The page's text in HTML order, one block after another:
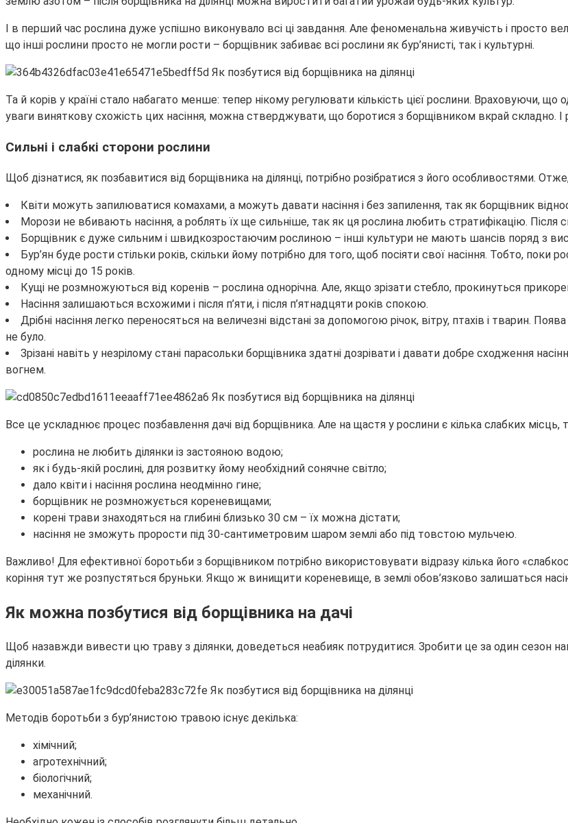
І в перший час рослина дуже успішно виконувало всі ці завдання. Але феноменальна живучість і просто
що інші рослини просто не могли рости – борщівник забиває всі рослини як бур’янисті, так і культурні.
Та й корів у країні стало набагато менше: тепер нікому регулювати кількість цієї рослини. Враховуючи,
уваги виняткову схожість цих насіння, можна стверджувати, що боротися з борщівником вкрай складно.
Сильні і слабкі сторони рослини
Щоб дізнатися, як позбавитися від борщівника на ділянці, потрібно розібратися з його особливостями.
Квіти можуть запилюватися комахами, а можуть давати насіння і без запилення, так як борщівник
Морози не вбивають насіння, а роблять їх ще сильніше, так як ця рослина любить стратифікацію. Після
Борщівник є дуже сильним і швидкозростаючим рослиною – інші культури не мають шансів поряд з
Бур’ян буде рости стільки років, скільки йому потрібно для того, щоб посіяти свої насіння. Тобто,
одному місці до 15 років.
Кущі не розмножуються від коренів – рослина однорічна. Але, якщо зрізати стебло, прокинуться
Насіння залишаються всхожими і після п’яти, і після п’ятнадцяти років спокою.
Дрібні насіння легко переносяться на величезні відстані за допомогою річок, вітру, птахів і тварин.
не було.
Зрізані навіть у незрілому стані парасольки борщівника здатні дозрівати і давати добре сходження
вогнем.
Все це ускладнює процес позбавлення дачі від борщівника. Але на щастя у рослини є кілька слабких місць,
рослина не любить ділянки із застояною водою;
як і будь-якій рослині, для розвитку йому необхідний сонячне світло;
дало квіти і насіння рослина неодмінно гине;
борщівник не розмножується кореневищами;
корені трави знаходяться на глибині близько 30 см – їх можна дістати;
насіння не зможуть прорости під 30-сантиметровим шаром землі або під товстою мульчею.
Важливо! Для ефективної боротьби з борщівником потрібно використовувати відразу кілька його
коріння тут же розпустяться бруньки. Якщо ж винищити кореневище, в землі обов’язково залишаться
Як можна позбутися від борщівника на дачі
Щоб назавжди вивести цю траву з ділянки, доведеться неабияк потрудитися. Зробити це за один сезон
ділянки.
Методів боротьби з бур’янистою травою існує декілька:
хімічний;
агротехнічний;
біологічний;
механічний.